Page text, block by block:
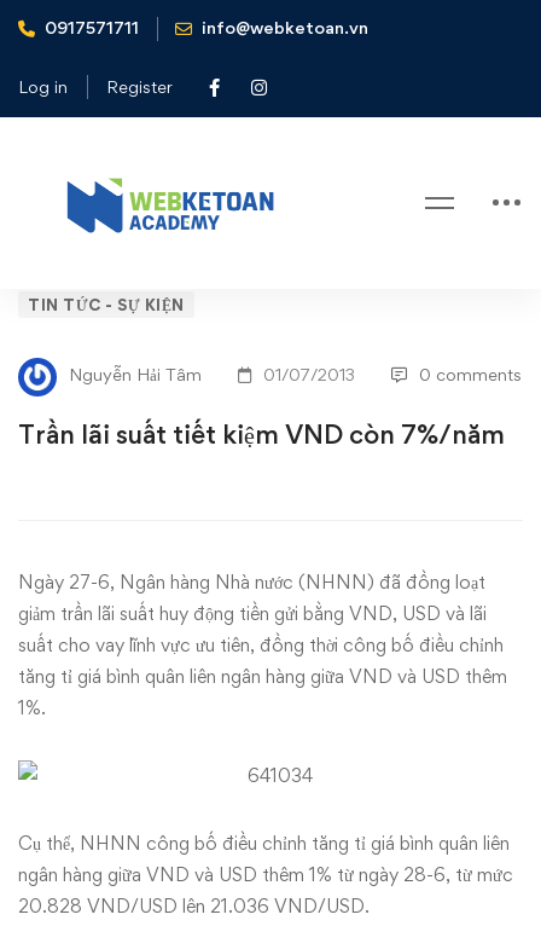
0917571711 info@webketoan.vn
Log in Register
Home
Tin tức - Sự kiện
Trần
lãi
suất
VND
còn
7%/năm
TIN TỨC - SỰ KIỆN
Nguyễn Hải Tâm 01/07/2013 0 comments
Trần lãi suất tiết kiệm VND còn 7%/năm
Ngày 27-6, Ngân hàng Nhà nước (NHNN) đã đồng loạt
giảm trần lãi suất huy động tiền gửi bằng VND, USD và lãi
suất cho vay lĩnh vực ưu tiên, đồng thời công bố điều chỉnh
tăng tỉ giá bình quân liên ngân hàng giữa VND và USD thêm
1%.
Cụ thể, NHNN công bố điều chỉnh tăng tỉ giá bình quân liên
ngân hàng giữa VND và USD thêm 1% từ ngày 28-6, từ mức
20.828 VND/USD lên 21.036 VND/USD.